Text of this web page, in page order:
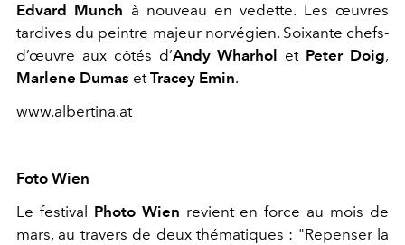
Edvard Munch à nouveau en vedette. Les œuvres
tardives du peintre majeur norvégien. Soixante chefs-
d’œuvre aux côtés d’Andy Wharhol et Peter Doig,
Marlene Dumas etTracey Emin.
www.albertina.at
Foto Wien
Le festival Photo Wien revient en force au mois de
mars, au travers de deux thématiques : "Repenser la